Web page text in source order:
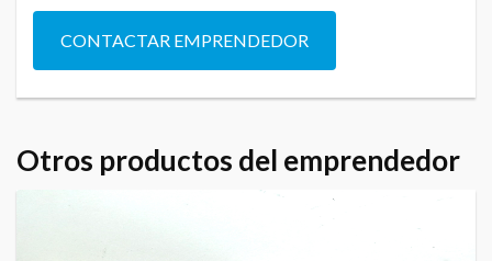
CONTACTAR EMPRENDEDOR
Otros productos del emprendedor